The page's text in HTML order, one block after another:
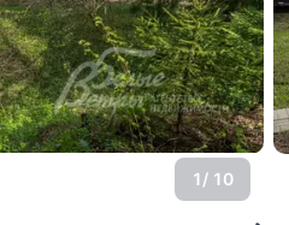
1/ 10